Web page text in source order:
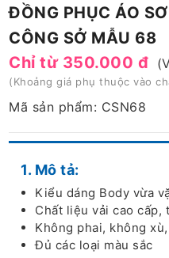
ĐỒNG PHỤC ÁO
CÔNG SỞ MẪU 68
Chỉ từ 350.000 đ
(Khoảng giá phụ thuộc vào
Mã sản phẩm: CSN68
1. Mô tả:
Kiểu dáng Body vừa
Chất liệu vải cao cấp,
Không phai, không
Đủ các loại màu sắc